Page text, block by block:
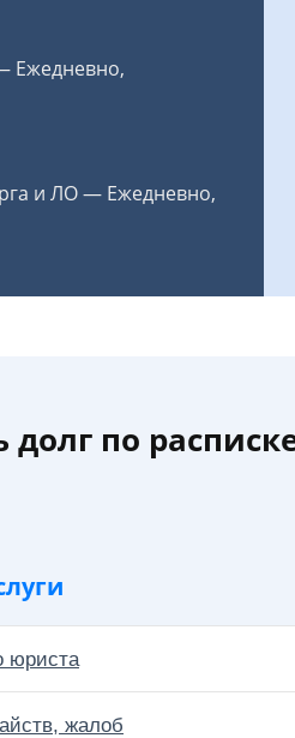
Ежедневно,
и ЛО — Ежедневно,
долг по
юриста
жалоб